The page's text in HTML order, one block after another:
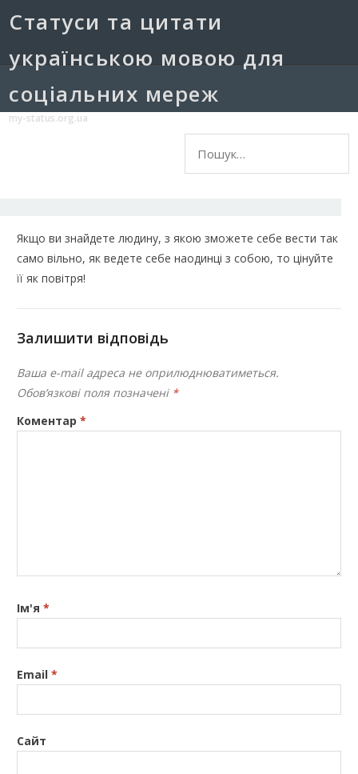
Cтатуси та цитати
українською мовою для
соціальних мереж
my-status.org.ua
Якщо ви знайдете людину, з якою зможете себе вести так
само вільно, як ведете себе наодинці з собою, то цінуйте
її як повітря!
Залишити відповідь
Ваша e-mail адреса не оприлюднюватиметься.
Обов’язкові поля позначені *
Коментар*
Ім'я*
Email*
Сайт